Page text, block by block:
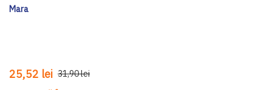
Mara
25,52 lei 31,90 lei